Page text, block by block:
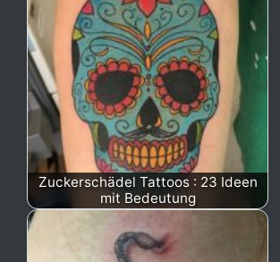
Zuckerschädel Tattoos : 23 Ideen
mit Bedeutung